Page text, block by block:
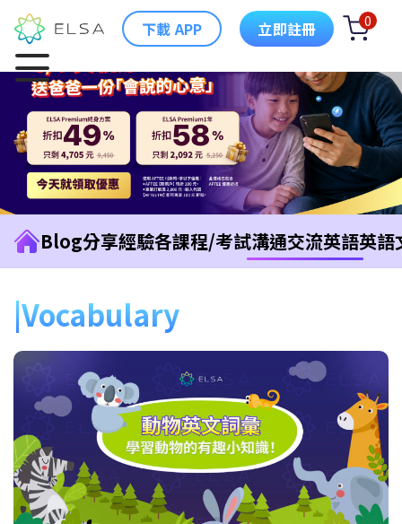
下載 APP 立即註冊 0
Blog分享經驗各課程/考試溝通交流英語英語
Vocabulary